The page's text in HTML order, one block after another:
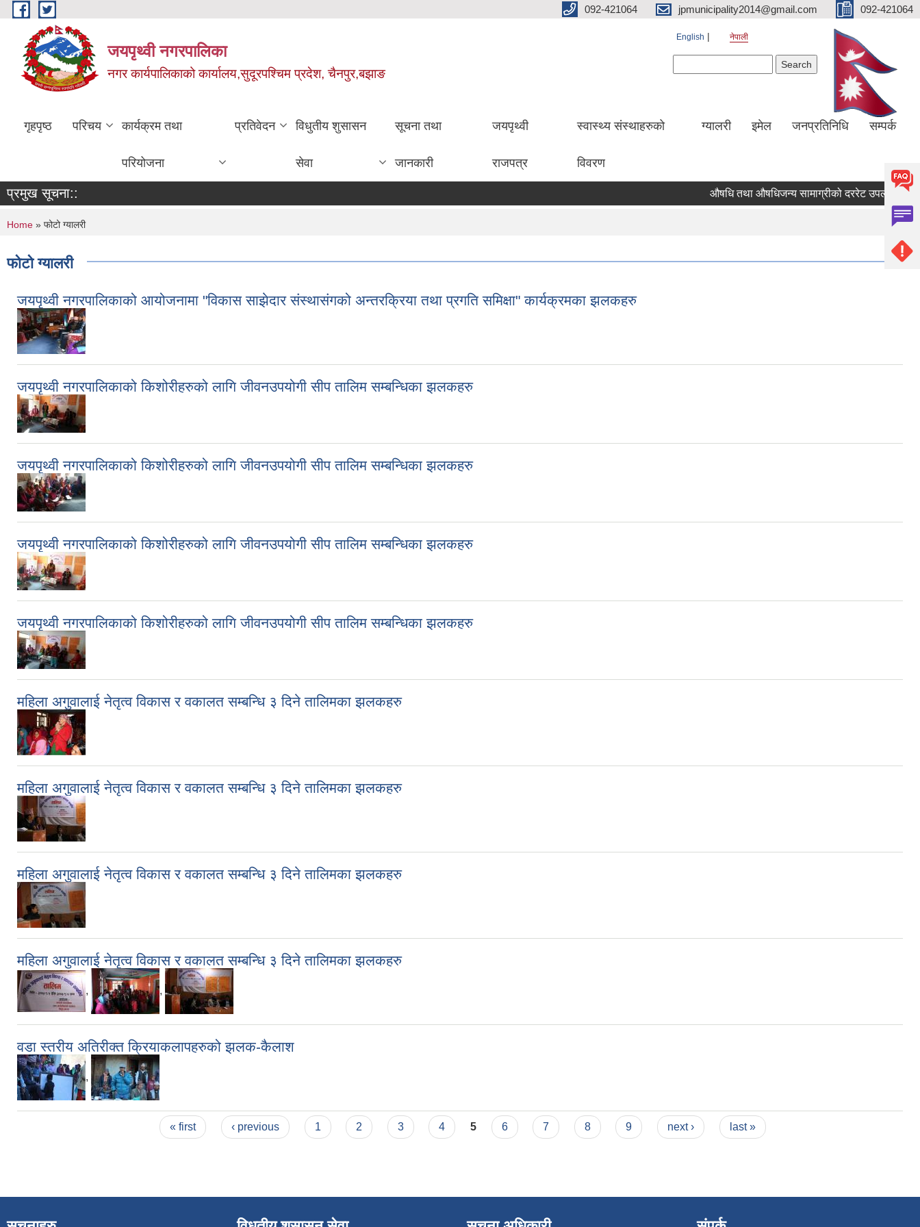
Skip to main content 092-421064 jpmunicipality2014@gmail.com 092-421064
जयपृथ्वी नगरपालिका
नगर कार्यपालिकाको कार्यालय,सुदूरपश्चिम प्रदेश, चैनपुर,बझाङ
English नेपाली
गृहपृष्ठ परिचय कार्यक्रम तथा
परियोजना
प्रतिवेदन विधुतीय शुसासन
सेवा
सूचना तथा
जानकारी
जयपृथ्वी
राजपत्र
स्वास्थ्य संस्थाहरुको
विवरण
ग्यालरी इमेल जनप्रतिनिधि सम्पर्क
प्रमुख सूचना:: औषधि तथा औषधिजन्य सामाग्रीको दररेट उपलब्ध
You are here
Home » फोटो ग्यालरी
फोटो ग्यालरी
जयपृथ्वी नगरपालिकाको आयोजनामा "विकास साझेदार संस्थासंगको अन्तरक्रिया तथा प्रगति समिक्षा" कार्यक्रमका झलकहरु
जयपृथ्वी नगरपालिकाको किशोरीहरुको लागि जीवनउपयोगी सीप तालिम सम्बन्धिका झलकहरु
जयपृथ्वी नगरपालिकाको किशोरीहरुको लागि जीवनउपयोगी सीप तालिम सम्बन्धिका झलकहरु
जयपृथ्वी नगरपालिकाको किशोरीहरुको लागि जीवनउपयोगी सीप तालिम सम्बन्धिका झलकहरु
जयपृथ्वी नगरपालिकाको किशोरीहरुको लागि जीवनउपयोगी सीप तालिम सम्बन्धिका झलकहरु
महिला अगुवालाई नेतृत्व विकास र वकालत सम्बन्धि ३ दिने तालिमका झलकहरु
महिला अगुवालाई नेतृत्व विकास र वकालत सम्बन्धि ३ दिने तालिमका झलकहरु
महिला अगुवालाई नेतृत्व विकास र वकालत सम्बन्धि ३ दिने तालिमका झलकहरु
महिला अगुवालाई नेतृत्व विकास र वकालत सम्बन्धि ३ दिने तालिमका झलकहरु
, ,
वडा स्तरीय अतिरीक्त क्रियाकलापहरुको झलक-कैलाश
,
« first ‹ previous 1 2 3 4 5 6 7 8 9 next › last »